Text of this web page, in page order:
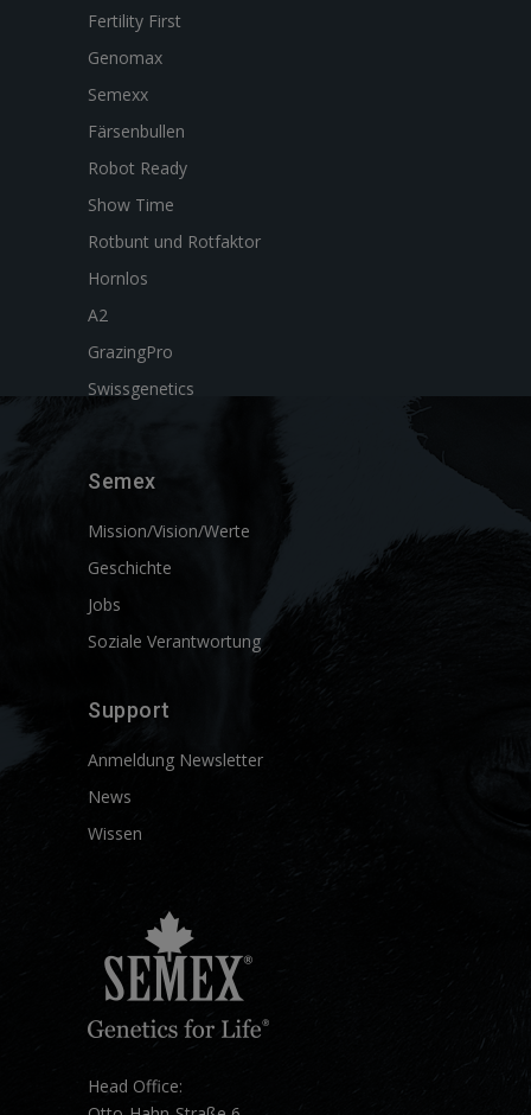
Fertility First
Genomax
Semexx
Färsenbullen
Robot Ready
Show Time
Rotbunt und Rotfaktor
Hornlos
A2
GrazingPro
Swissgenetics
Semex
Mission/Vision/Werte
Geschichte
Jobs
Soziale Verantwortung
Support
Anmeldung Newsletter
News
Wissen
Head Office: